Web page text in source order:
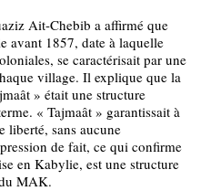
Ait-Chebib a affirmé que
avant 1857, date à laquelle
se caractérisait par une
village. Il explique que la
» était une structure
« Tajmaât » garantissait à
liberté, sans aucune
de fait, ce qui confirme
en Kabylie, est une structure
MAK.